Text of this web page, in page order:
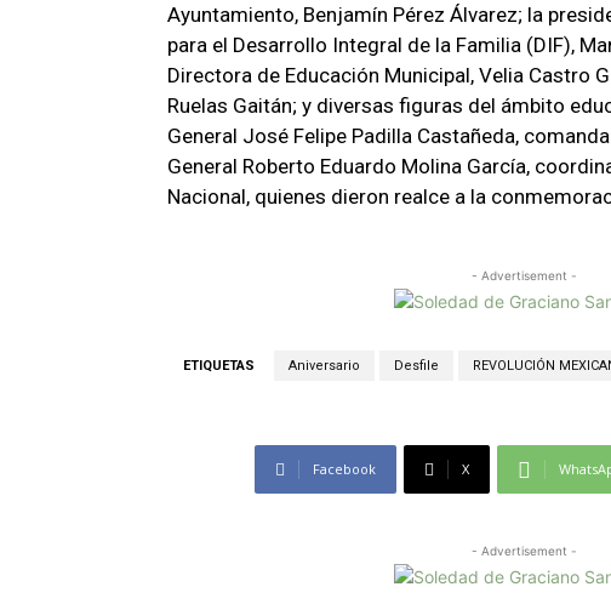
Ayuntamiento, Benjamín Pérez Álvarez; la
para el Desarrollo Integral de la Familia (DIF),
Directora de Educación Municipal, Velia Castro
Ruelas Gaitán; y diversas figuras del ámbito
General José Felipe Padilla Castañeda,
General Roberto Eduardo Molina García,
Nacional, quienes dieron realce a la
- Advertisement -
ETIQUETAS Aniversario Desfile REVOLUCIÓN
Facebook X
- Advertisement -